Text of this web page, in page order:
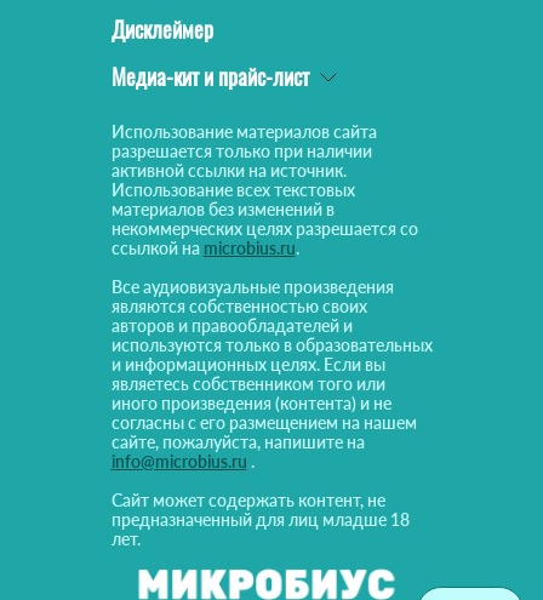
Дисклеймер
Медиа-кит и прайс-лист
Использование материалов сайта
разрешается только при наличии
активной ссылки на источник.
Использование всех текстовых
материалов без изменений в
некоммерческих целях разрешается со
ссылкой на microbius.ru.
Все аудиовизуальные произведения
являются собственностью своих
авторов и правообладателей и
используются только в образовательных
и информационных целях. Если вы
являетесь собственником того или
иного произведения (контента) и не
согласны с его размещением на нашем
сайте, пожалуйста, напишите на
info@microbius.ru .
Сайт может содержать контент, не
предназначенный для лиц младше 18
лет.